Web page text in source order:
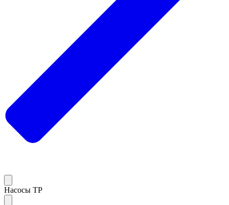
Насосы TP